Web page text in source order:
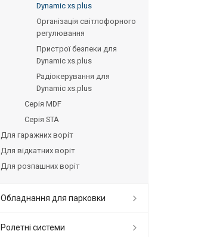
Dynamic xs.plus
Організація світлофорного
регулювання
Пристрої безпеки для
Dynamic xs.plus
Радіокерування для
Dynamic xs.plus
Серія MDF
Серія STA
Для гаражних воріт
Для відкатних воріт
Для розпашних воріт
Обладнання для парковки
Ролетні системи